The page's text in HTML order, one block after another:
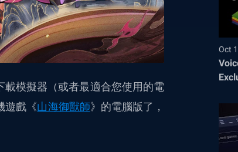
模擬器（或者最適合您使用的電
遊戲《山海御獸師》的電腦版了，
Oct